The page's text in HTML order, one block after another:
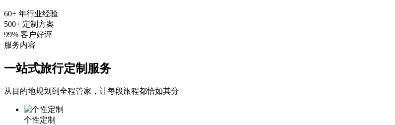
60+ 年行业经验
500+ 定制方案
99% 客户好评
服务内容
一站式旅行定制服务
从目的地规划到全程管家，让每段旅程都恰如其分
个性定制